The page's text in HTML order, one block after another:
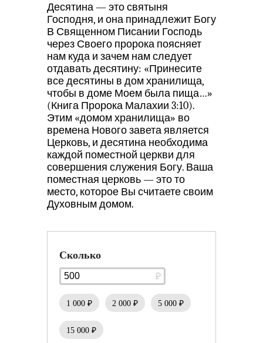
Десятина — это святыня
Господня, и она принадлежит Богу
В Священном Писании Господь
через Своего пророка поясняет
нам куда и зачем нам следует
отдавать десятину: «Принесите
все десятины в дом хранилища,
чтобы в доме Моем была пища…»
(Книга Пророка Малахии 3:10).
Этим «домом хранилища» во
времена Нового завета является
Церковь, и десятина необходима
каждой поместной церкви для
совершения служения Богу. Ваша
поместная церковь — это то
место, которое Вы считаете своим
Духовным домом.
Сколько
1 000 ₽ 2 000 ₽ 5 000 ₽
15 000 ₽